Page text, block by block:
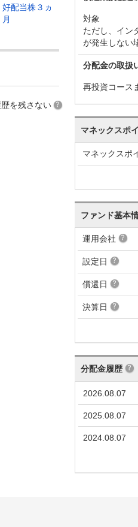
好配当株３ヵ
月
歴を残さない
対象
ただし、イン
が発生しない
分配金の取扱
再投資コース
マネックスポ
マネックスポ
ファンド基本
運用会社
設定日
償還日
決算日
分配金履歴
2026.08.07
2025.08.07
2024.08.07